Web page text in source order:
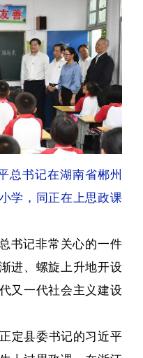
总书记在湖南省郴州
学，同正在上思政课
书记非常关心的一件
进、螺旋上升地开设
又一代社会主义建设
定县委书记的习近平